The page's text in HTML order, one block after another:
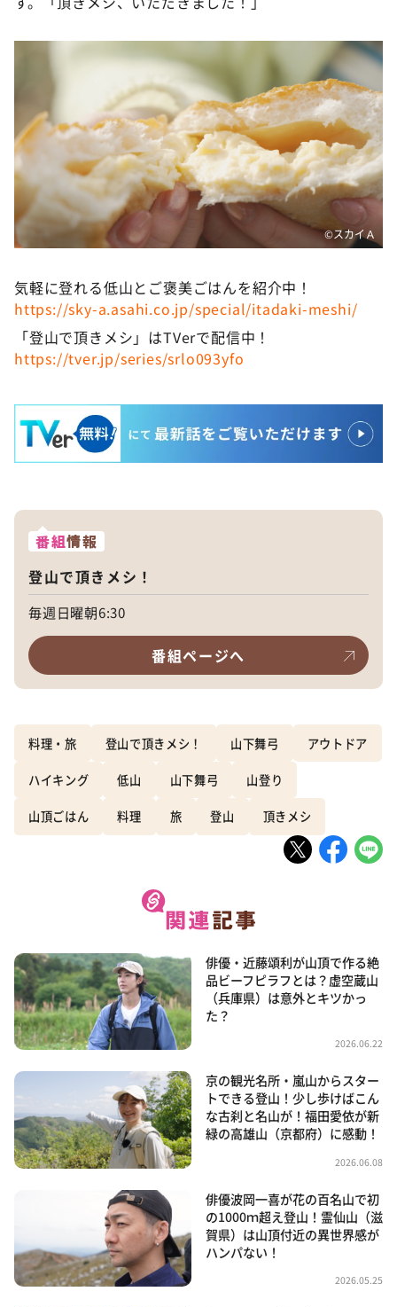
©スカイＡ
気軽に登れる低山とご褒美ごはんを紹介中！
https://sky-a.asahi.co.jp/special/itadaki-meshi/
「登山で頂きメシ」はTVerで配信中！
https://tver.jp/series/srlo093yfo
番組情報
登山で頂きメシ！
毎週日曜朝6:30
番組ページへ
料理・旅 登山で頂きメシ！ 山下舞弓 アウトドア
ハイキング 低山 山下舞弓 山登り
山頂ごはん 料理 旅 登山 頂きメシ
俳優・近藤頌利が山頂で作る絶
品ビーフピラフとは？虚空蔵山
（兵庫県）は意外とキツかっ
た？
2026.06.22
京の観光名所・嵐山からスター
トできる登山！少し歩けばこん
な古刹と名山が！福田愛依が新
緑の高雄山（京都府）に感動！
2026.06.08
俳優波岡一喜が花の百名山で初
の1000ｍ超え登山！霊仙山（滋
賀県）は山頂付近の異世界感が
ハンパない！
2026.05.25